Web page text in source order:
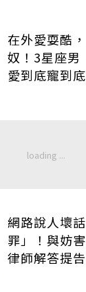
在外愛耍酷
奴！3星座男
愛到底寵到底
網路說人壞
罪」！與妨
律師解答提